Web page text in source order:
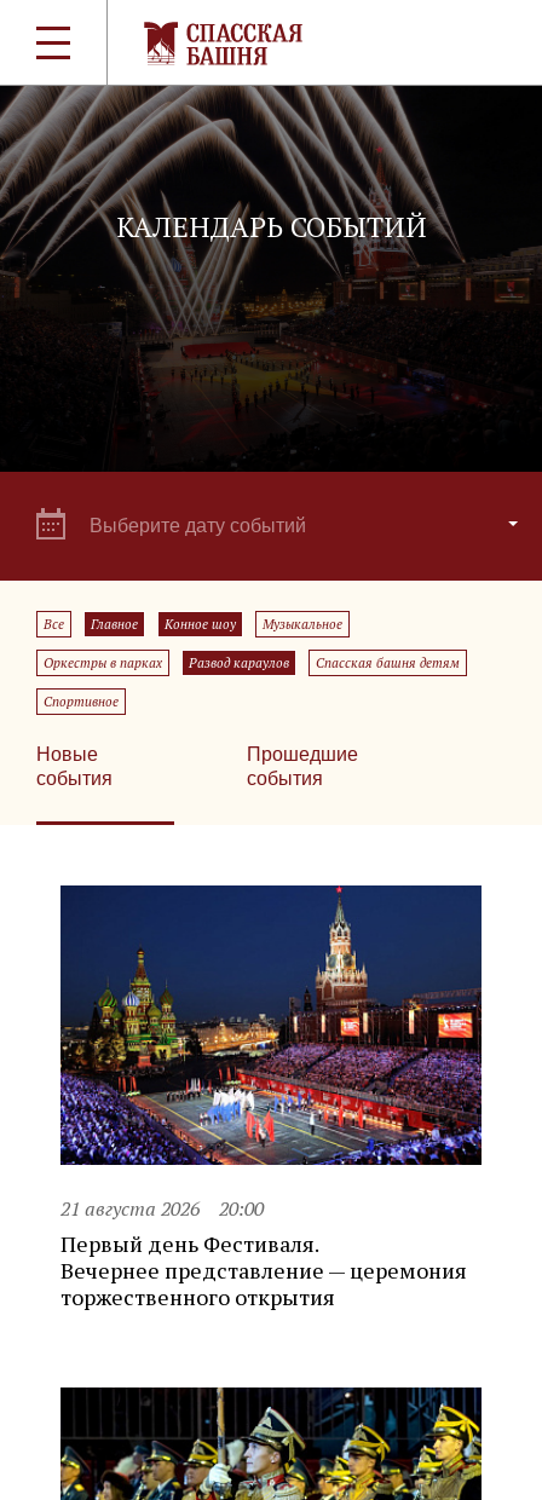
КАЛЕНДАРЬ СОБЫТИЙ
Выберите дату событий
Все Главное Конное шоу Музыкальное
Оркестры в парках Развод караулов Спасская башня детям
Спортивное
Новые
события
Прошедшие
события
21 августа 2026 20:00
Первый день Фестиваля.
Вечернее представление — церемония
торжественного открытия